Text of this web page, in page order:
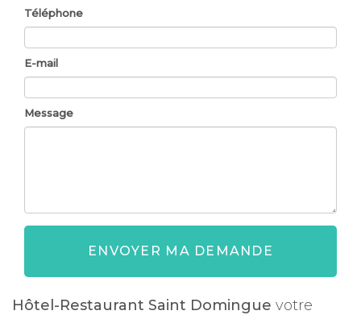
Téléphone
E-mail
Message
ENVOYER MA DEMANDE
Hôtel-Restaurant Saint Domingue votre